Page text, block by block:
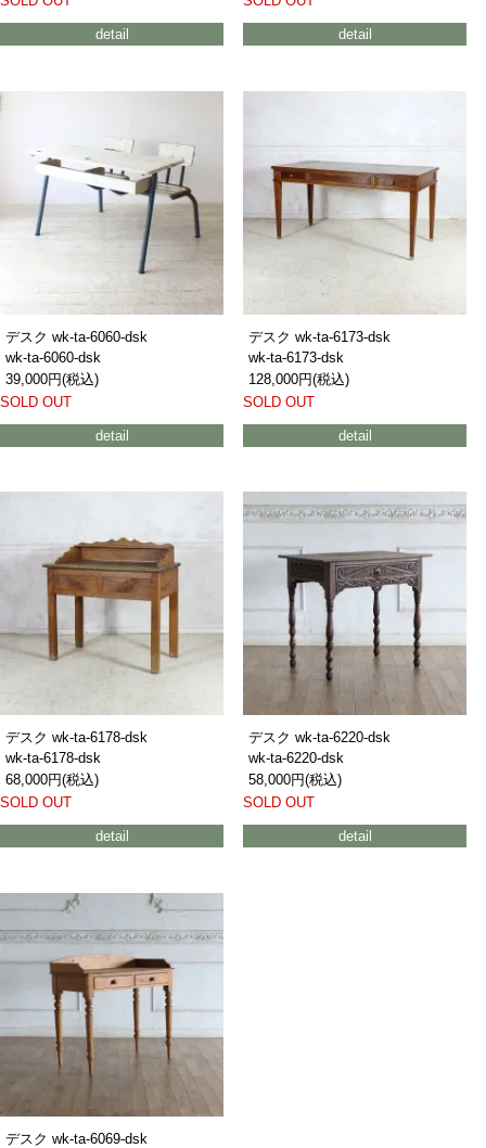
detail detail
デスク wk-ta-6060-dsk
wk-ta-6060-dsk
39,000円(税込)
SOLD OUT
detail
デスク wk-ta-6173-dsk
wk-ta-6173-dsk
128,000円(税込)
SOLD OUT
detail
デスク wk-ta-6178-dsk
wk-ta-6178-dsk
68,000円(税込)
SOLD OUT
detail
デスク wk-ta-6220-dsk
wk-ta-6220-dsk
58,000円(税込)
SOLD OUT
detail
デスク wk-ta-6069-dsk